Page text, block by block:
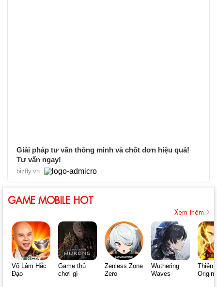
Giải pháp tư vấn thông minh và chốt đơn hiệu quả!
Tư vấn ngay!
bizfly.vn
GAME MOBILE HOT
Xem thêm
Võ Lâm Hắc
Đạo
Game thủ
chơi gì
Zenless Zone
Zero
Wuthering
Waves
Thiên
Origin